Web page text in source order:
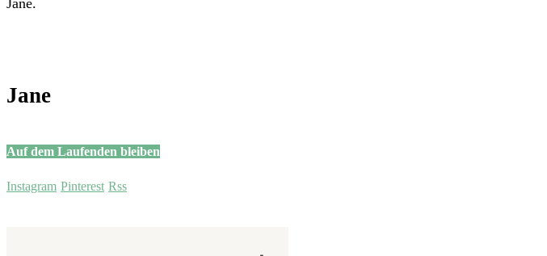
Jane
Auf dem Laufenden bleiben
Instagram Pinterest Rss